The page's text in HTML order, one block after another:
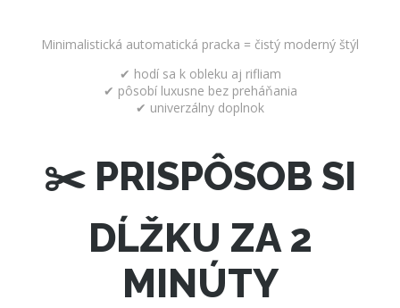
Minimalistická automatická pracka = čistý moderný štýl
✔ hodí sa k obleku aj rifliam
✔ pôsobí luxusne bez preháňania
✔ univerzálny doplnok
✂️ PRISPÔSOB SI
DĹŽKU ZA 2
MINÚTY